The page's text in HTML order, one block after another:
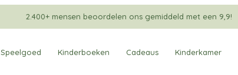
2.400+ mensen beoordelen ons gemiddeld met een 9,9!
Speelgoed Kinderboeken Cadeaus Kinderkamer